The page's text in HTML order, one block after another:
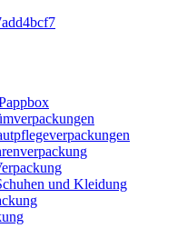
und Kleidung